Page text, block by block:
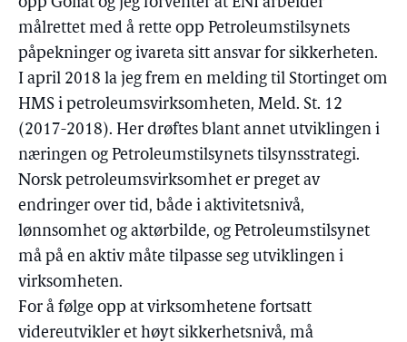
målrettet med å rette opp Petroleumstilsynets
påpekninger og ivareta sitt ansvar for sikkerheten.
I april 2018 la jeg frem en melding til Stortinget om
HMS i petroleumsvirksomheten, Meld. St. 12
(2017-2018). Her drøftes blant annet utviklingen i
næringen og Petroleumstilsynets tilsynsstrategi.
Norsk petroleumsvirksomhet er preget av
endringer over tid, både i aktivitetsnivå,
lønnsomhet og aktørbilde, og Petroleumstilsynet
må på en aktiv måte tilpasse seg utviklingen i
virksomheten.
For å følge opp at virksomhetene fortsatt
videreutvikler et høyt sikkerhetsnivå, må